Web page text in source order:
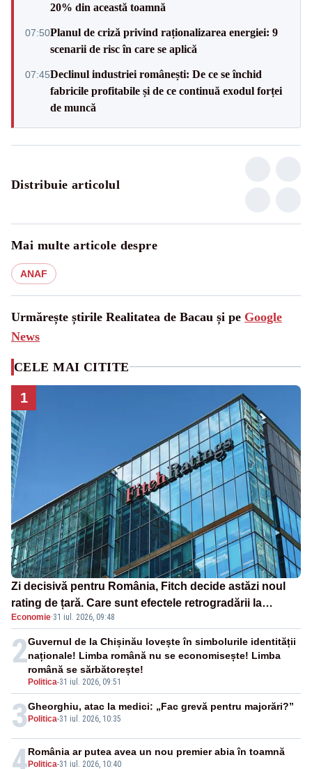
20% din această toamnă
07:50Planul de criză privind raționalizarea energiei: 9
scenarii de risc în care se aplică
07:45Declinul industriei românești: De ce se închid
fabricile profitabile și de ce continuă exodul forței
de muncă
Distribuie articolul
Mai multe articole despre
ANAF
Urmărește știrile Realitatea de Bacau și pe Google
News
CELE MAI CITITE
1
Zi decisivă pentru România, Fitch decide astăzi noul
rating de țară. Care sunt efectele retrogradării la
categoria „junk”
Economie·31 iul. 2026, 09:48
2
Politica-31 iul. 2026, 09:51
Guvernul de la Chișinău lovește în simbolurile identității
naționale! Limba română nu se economisește! Limba
română se sărbătorește!
3 Politica-31 iul. 2026, 10:35
Gheorghiu, atac la medici: „Fac grevă pentru majorări?”
4 Politica-31 iul. 2026, 10:40
România ar putea avea un nou premier abia în toamnă